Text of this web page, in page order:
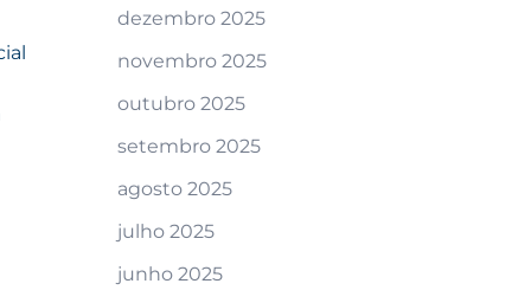
dezembro 2025
novembro 2025
outubro 2025
setembro 2025
agosto 2025
julho 2025
junho 2025